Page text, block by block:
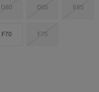
D80 D85 E65
F70 F75